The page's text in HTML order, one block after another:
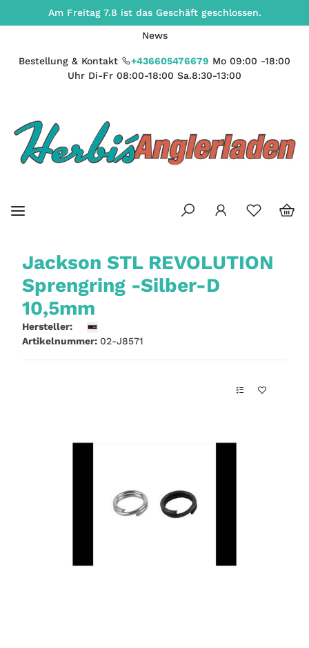
Am Freitag 7.8 ist das Geschäft geschlossen.
News
Bestellung & Kontakt +436605476679 Mo 09:00 -18:00
Uhr Di-Fr 08:00-18:00 Sa.8:30-13:00
Jackson STL REVOLUTION
Sprengring -Silber-D
10,5mm
Hersteller:
Artikelnummer: 02-J8571